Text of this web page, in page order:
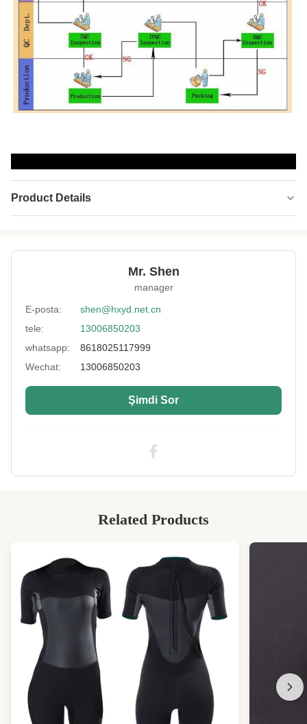
Product Details
Application:
Dalış elbisesi, sörf kıyafeti, wader, eldiven ve
soğuğa dayanıklı
Size: 51" x 130", 51" x 80"
Thickness: 2mm-7mm
High Light: 51" X 80" Neopren Malzeme,
Mr. Shen
manager
E-posta:
shen@hxyd.net.cn
tele:
13006850203
whatsapp:
8618025117999
Wechat:
13006850203
Şimdi Sor
Related Products